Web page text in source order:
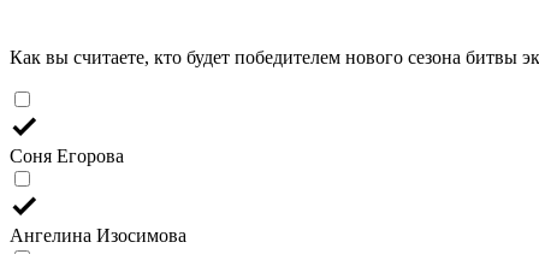
Как вы считаете, кто будет победителем нового сезона битвы
Соня Егорова
Ангелина Изосимова